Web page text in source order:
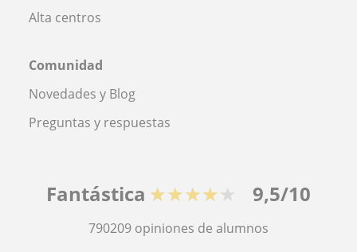
Alta centros
Comunidad
Novedades y Blog
Preguntas y respuestas
Fantástica ★★★★★ 9,5/10
790209 opiniones de alumnos